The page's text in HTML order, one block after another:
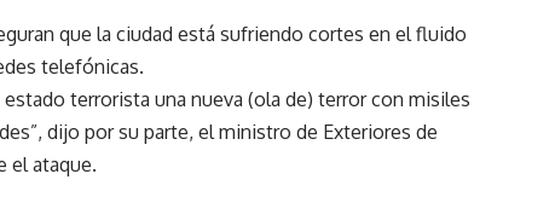
que la ciudad está sufriendo cortes en el fluido
telefónicas.
terrorista una nueva (ola de) terror con misiles
dijo por su parte, el ministro de Exteriores de
el ataque.